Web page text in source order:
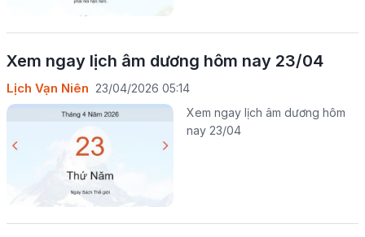
Xem ngay lịch âm dương hôm nay 23/04
Lịch Vạn Niên 23/04/2026 05:14
Xem ngay lịch âm dương hôm
nay 23/04